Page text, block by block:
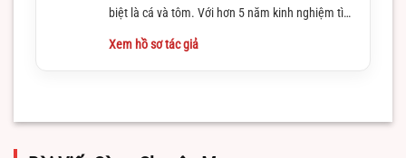
biệt là cá và tôm. Với hơn 5 năm kinh nghiệm tìm
hiểu và làm việc trong lĩnh vực này
Xem hồ sơ tác giả